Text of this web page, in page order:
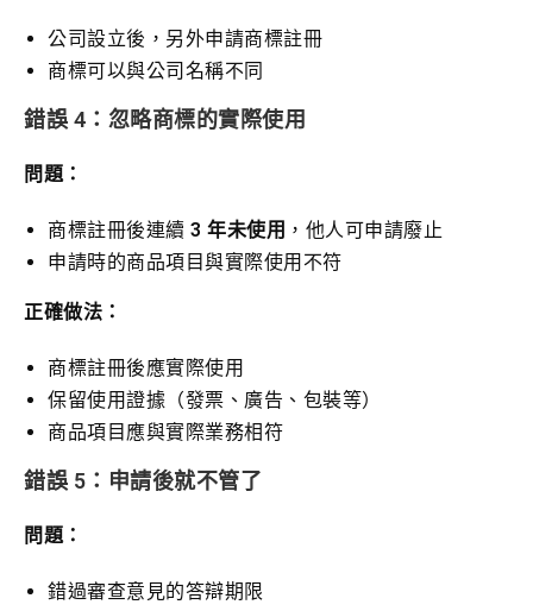
公司設立後，另外申請商標註冊
商標可以與公司名稱不同
錯誤 4：忽略商標的實際使用
問題：
商標註冊後連續 3 年未使用 ，他人可申請廢止
申請時的商品項目與實際使用不符
正確做法：
商標註冊後應實際使用
保留使用證據（發票、廣告、包裝等）
商品項目應與實際業務相符
錯誤 5：申請後就不管了
問題：
錯過審查意見的答辯期限